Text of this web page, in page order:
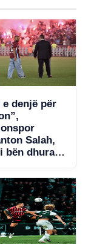
denjë për
Salah,
bën dhuratë